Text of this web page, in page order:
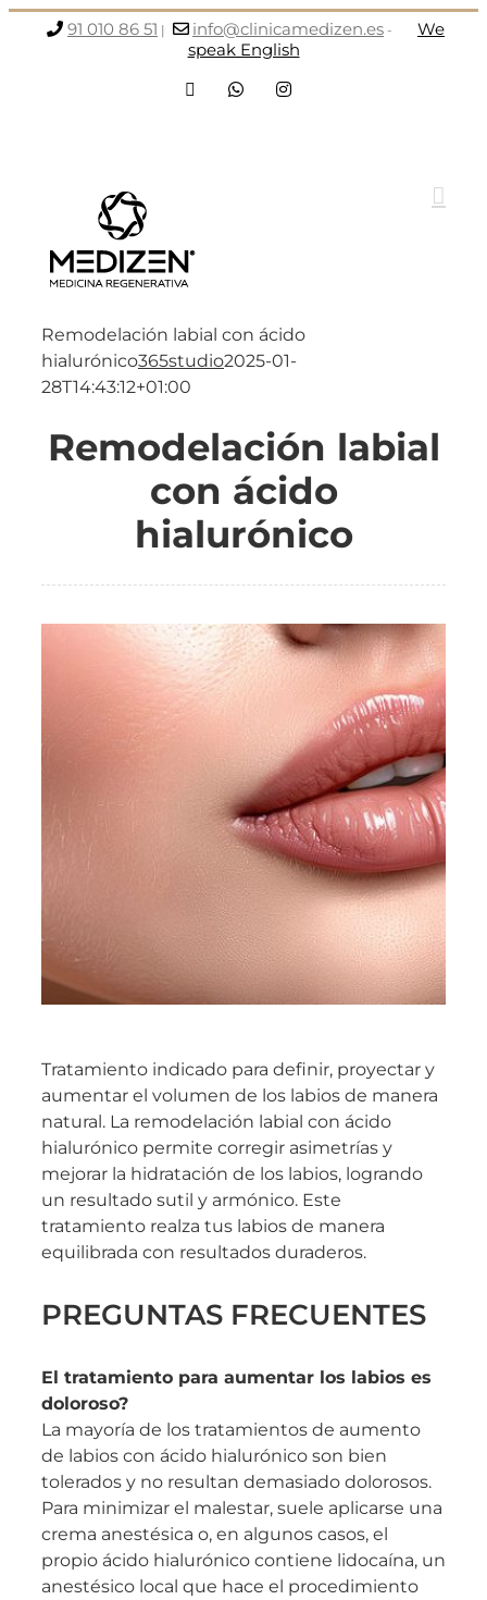
91 010 86 51 | info@clinicamedizen.es -
We
speak English
FacebookWhatsAppInstagram
Remodelación labial con ácido
hialurónico365studio2025-01-
28T14:43:12+01:00
Remodelación labial
con ácido
hialurónico
Tratamiento indicado para definir, proyectar y
aumentar el volumen de los labios de manera
natural. La remodelación labial con ácido
hialurónico permite corregir asimetrías y
mejorar la hidratación de los labios, logrando
un resultado sutil y armónico. Este
tratamiento realza tus labios de manera
equilibrada con resultados duraderos.
PREGUNTAS FRECUENTES
El tratamiento para aumentar los labios es
doloroso?
La mayoría de los tratamientos de aumento
de labios con ácido hialurónico son bien
tolerados y no resultan demasiado dolorosos.
Para minimizar el malestar, suele aplicarse una
crema anestésica o, en algunos casos, el
propio ácido hialurónico contiene lidocaína, un
anestésico local que hace el procedimiento